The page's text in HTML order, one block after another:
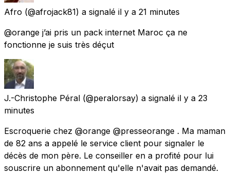
Afro (@afrojack81) a signalé il y a 21 minutes
@orange j’ai pris un pack internet Maroc ça ne
fonctionne je suis très déçut
J.-Christophe Péral (@peralorsay) a signalé il y a 23
minutes
Escroquerie chez @orange @presseorange . Ma maman
de 82 ans a appelé le service client pour signaler le
décès de mon père. Le conseiller en a profité pour lui
souscrire un abonnement qu'elle n'avait pas demandé.